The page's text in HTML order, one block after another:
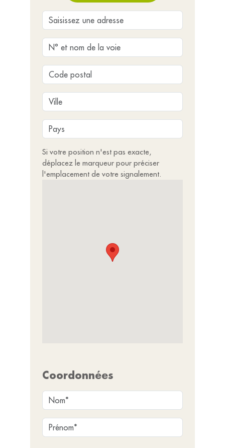
Si votre position n'est pas exacte,
déplacez le marqueur pour préciser
l'emplacement de votre signalement.
Coordonnées